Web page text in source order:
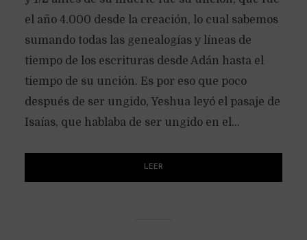
el año 4.000 desde la creación, lo cual sabemos
sumando todas las genealogías y líneas de
tiempo de los escrituras desde Adán hasta el
tiempo de su unción. Es por eso que poco
después de ser ungido, Yeshua leyó el pasaje de
Isaías, que hablaba de ser ungido en el...
LEER